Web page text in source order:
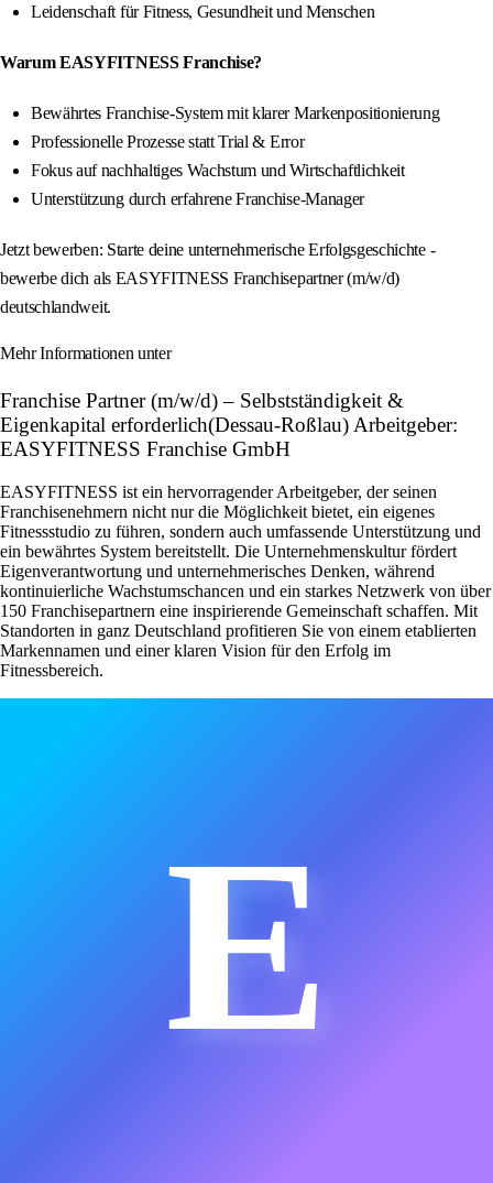
Leidenschaft für Fitness, Gesundheit und Menschen
Warum EASYFITNESS Franchise?
Bewährtes Franchise-System mit klarer Markenpositionierung
Professionelle Prozesse statt Trial & Error
Fokus auf nachhaltiges Wachstum und Wirtschaftlichkeit
Unterstützung durch erfahrene Franchise-Manager
Jetzt bewerben: Starte deine unternehmerische Erfolgsgeschichte -
bewerbe dich als EASYFITNESS Franchisepartner (m/w/d)
deutschlandweit.
Mehr Informationen unter
Franchise Partner (m/w/d) – Selbstständigkeit &
Eigenkapital erforderlich(Dessau-Roßlau) Arbeitgeber:
EASYFITNESS Franchise GmbH
EASYFITNESS ist ein hervorragender Arbeitgeber, der seinen
Franchisenehmern nicht nur die Möglichkeit bietet, ein eigenes
Fitnessstudio zu führen, sondern auch umfassende Unterstützung und
ein bewährtes System bereitstellt. Die Unternehmenskultur fördert
Eigenverantwortung und unternehmerisches Denken, während
kontinuierliche Wachstumschancen und ein starkes Netzwerk von über
150 Franchisepartnern eine inspirierende Gemeinschaft schaffen. Mit
Standorten in ganz Deutschland profitieren Sie von einem etablierten
Markennamen und einer klaren Vision für den Erfolg im
Fitnessbereich.
E